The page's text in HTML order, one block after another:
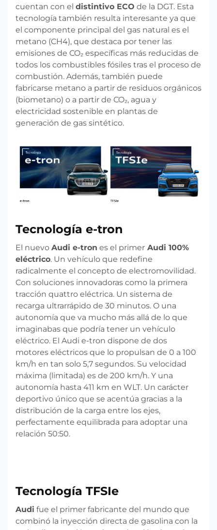
cuentan con el distintivo ECO de la DGT. Esta
tecnología también resulta interesante ya que
el componente principal del gas natural es el
metano (CH4), que destaca por tener las
emisiones de CO₂ específicas más reducidas de
todos los combustibles fósiles tras el proceso de
combustión. Además, también puede
fabricarse metano a partir de residuos orgánicos
(biometano) o a partir de CO₂, agua y
electricidad sostenible en plantas de
generación de gas sintético.
Tecnología e-tron
El nuevo Audi e-tron es el primer Audi 100%
eléctrico. Un vehículo que redefine
radicalmente el concepto de electromovilidad.
Con soluciones innovadoras como la primera
tracción quattro eléctrica. Un sistema de
recarga ultrarrápido de 30 minutos. O una
autonomía que va mucho más allá de lo que
imaginabas que podría tener un vehículo
eléctrico. El Audi e-tron dispone de dos
motores eléctricos que lo propulsan de 0 a 100
km/h en tan solo 5,7 segundos. Su velocidad
máxima (limitada) es de 200 km/h. Y una
autonomía hasta 411 km en WLT. Un carácter
deportivo único que se acentúa gracias a la
distribución de la carga entre los ejes,
perfectamente equilibrada para adoptar una
relación 50:50.
Tecnología TFSIe
Audi fue el primer fabricante del mundo que
combinó la inyección directa de gasolina con la